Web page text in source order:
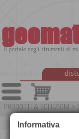
Il portale degli strumenti di
PRODOTTI & SOLUZIONI >
Informativa